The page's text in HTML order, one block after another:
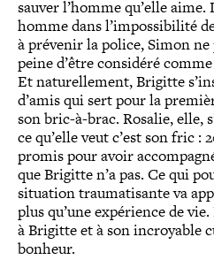
sauver l’homme qu’elle aime.
homme dans l’impossibilité
à prévenir la police, Simon ne
peine d’être considéré
Et naturellement, Brigitte
d’amis qui sert pour la
son bric-à-brac. Rosalie, elle,
ce qu’elle veut c’est son fric
promis pour avoir
que Brigitte n’a pas. Ce qui
situation traumatisante va
plus qu’une expérience de
à Brigitte et à son incroyable
bonheur.